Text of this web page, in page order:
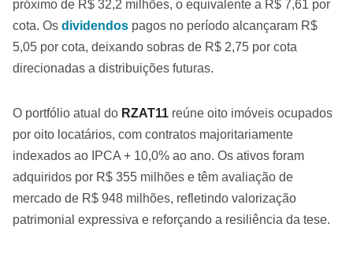
próximo de R$ 32,2 milhões, o equivalente a R$ 7,61 por
cota. Os dividendos pagos no período alcançaram R$
5,05 por cota, deixando sobras de R$ 2,75 por cota
direcionadas a distribuições futuras.
O portfólio atual do RZAT11 reúne oito imóveis ocupados
por oito locatários, com contratos majoritariamente
indexados ao IPCA + 10,0% ao ano. Os ativos foram
adquiridos por R$ 355 milhões e têm avaliação de
mercado de R$ 948 milhões, refletindo valorização
patrimonial expressiva e reforçando a resiliência da tese.